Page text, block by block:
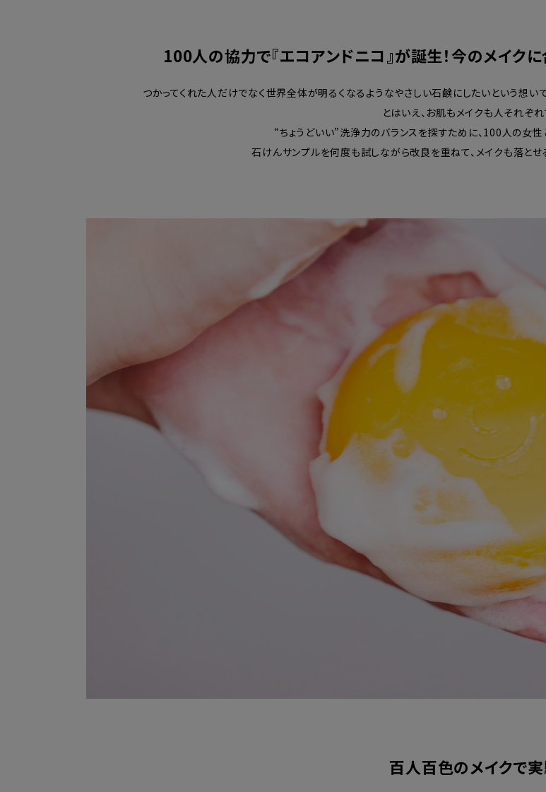
100人の協力で『エコアンドニコ』が誕生！今のメイク
つかってくれた人だけでなく世界全体が明るくなるようなやさしい石鹸にしたいという想いで
とはいえ、お肌もメイクも人それぞれ
“ちょうどいい”洗浄力のバランスを探すために、100人の女性
石けんサンプルを何度も試しながら改良を重ねて、メイクも落と
百人百色のメイクで